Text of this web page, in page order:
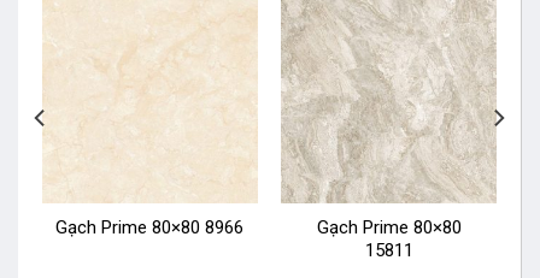
Gạch Prime 80×80 8966
Gạch Prime 80×80
15811